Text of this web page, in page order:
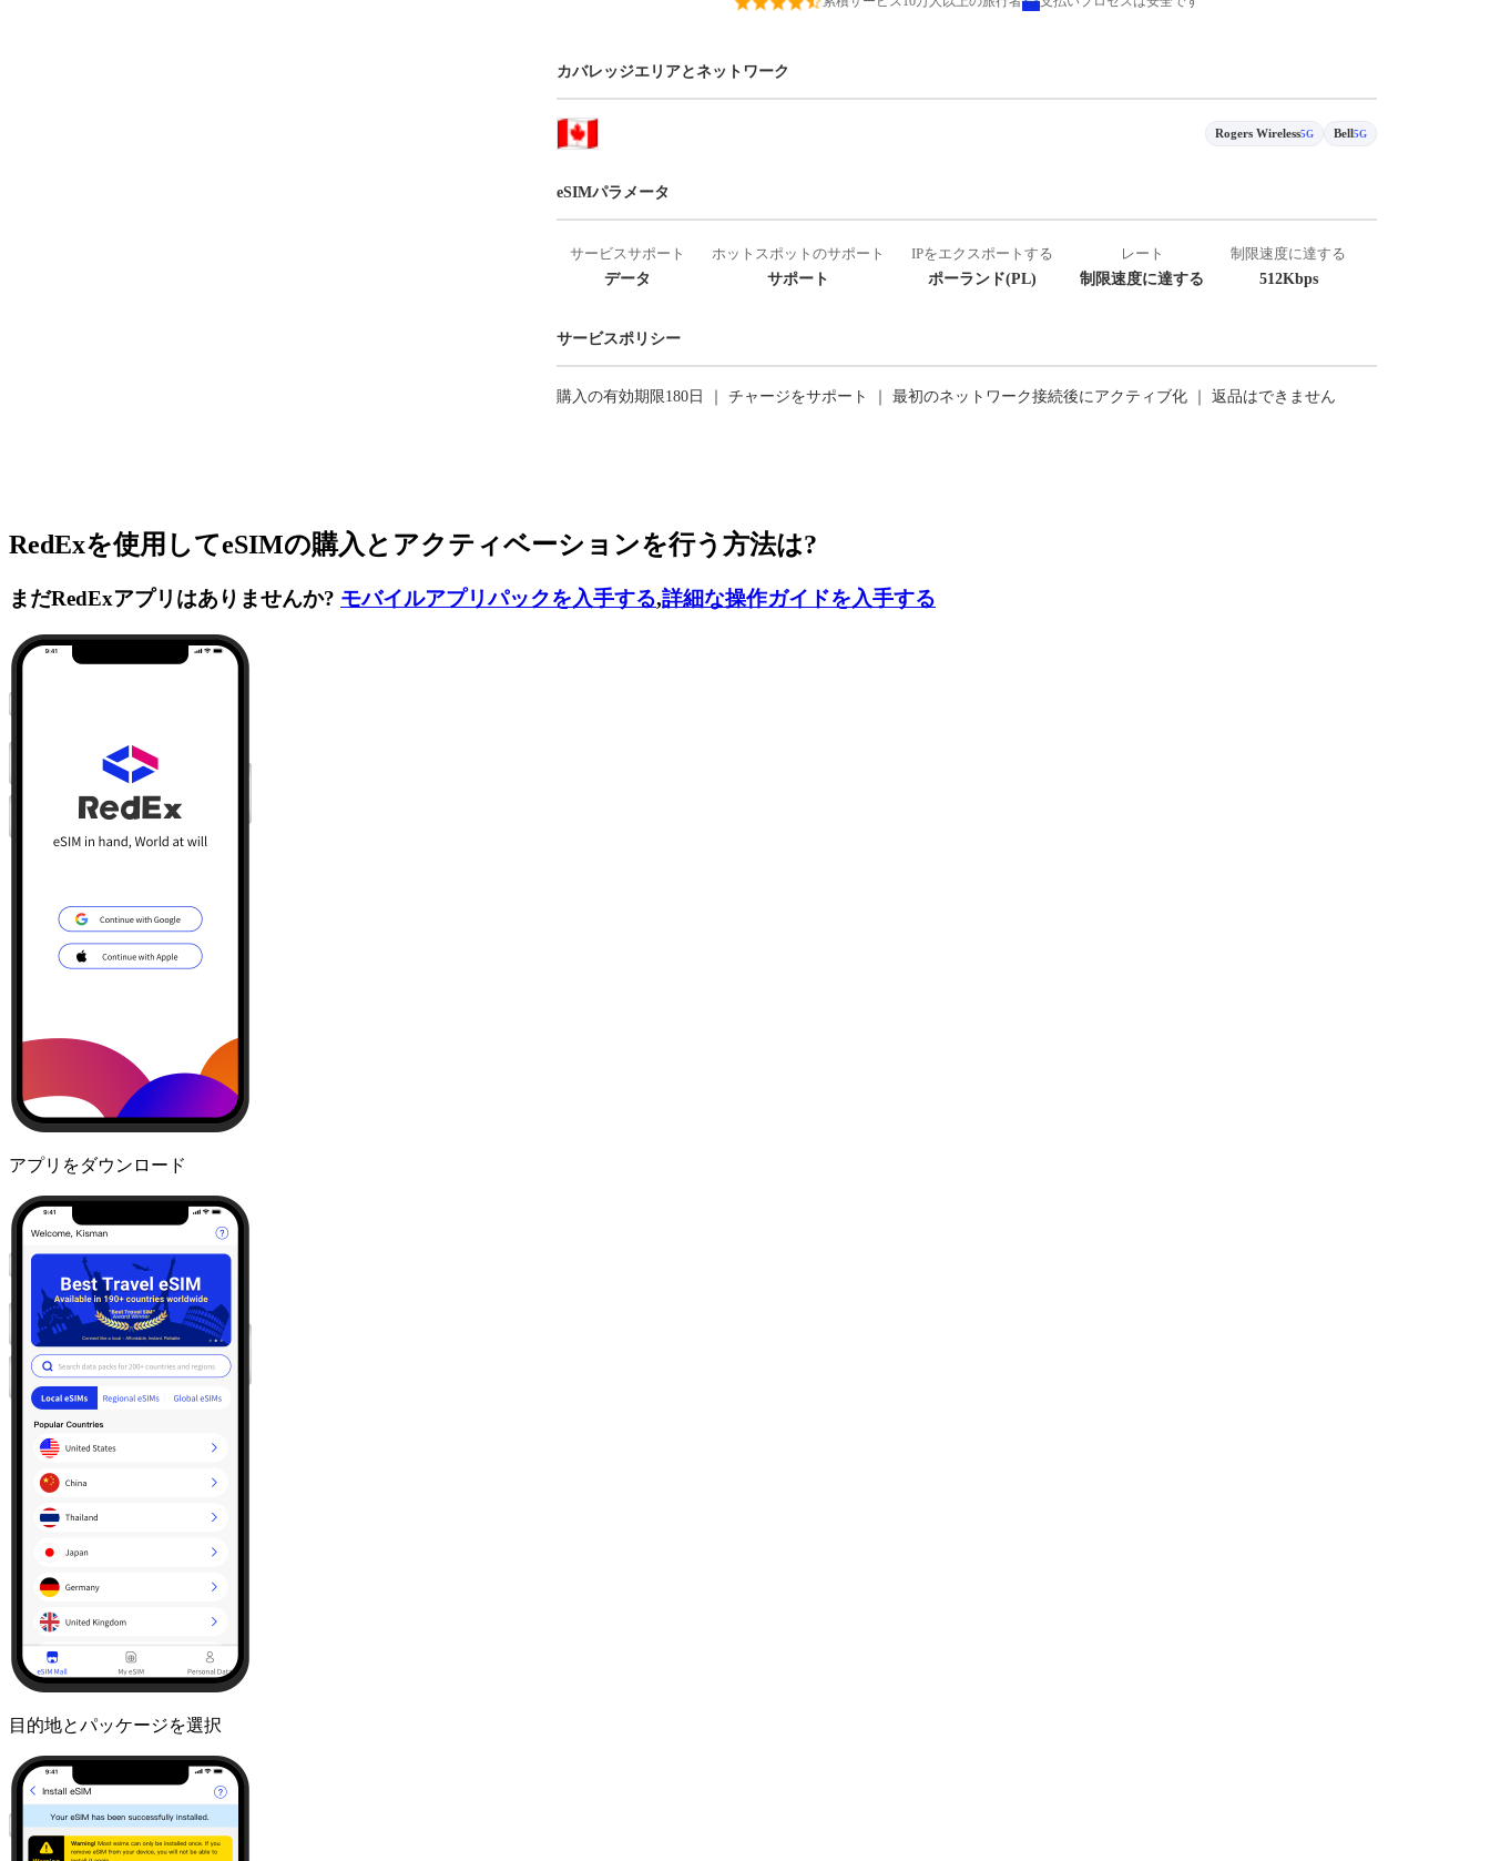
カバレッジエリアとネットワーク
Rogers Wireless5G Bell5G
eSIMパラメータ
サービスサポート
データ
ホットスポットのサポート
サポート
IPをエクスポートする
ポーランド(PL)
レート
制限速度に達する
制限速度に達する
512Kbps
サービスポリシー
購入の有効期限180日 ｜ チャージをサポート ｜ 最初のネットワーク接続後にアクティブ化 ｜ 返品はできません
RedExを使用してeSIMの購入とアクティベーションを行う方法は?
まだRedExアプリはありませんか? モバイルアプリパックを入手する,詳細な操作ガイドを入手する
アプリをダウンロード
目的地とパッケージを選択